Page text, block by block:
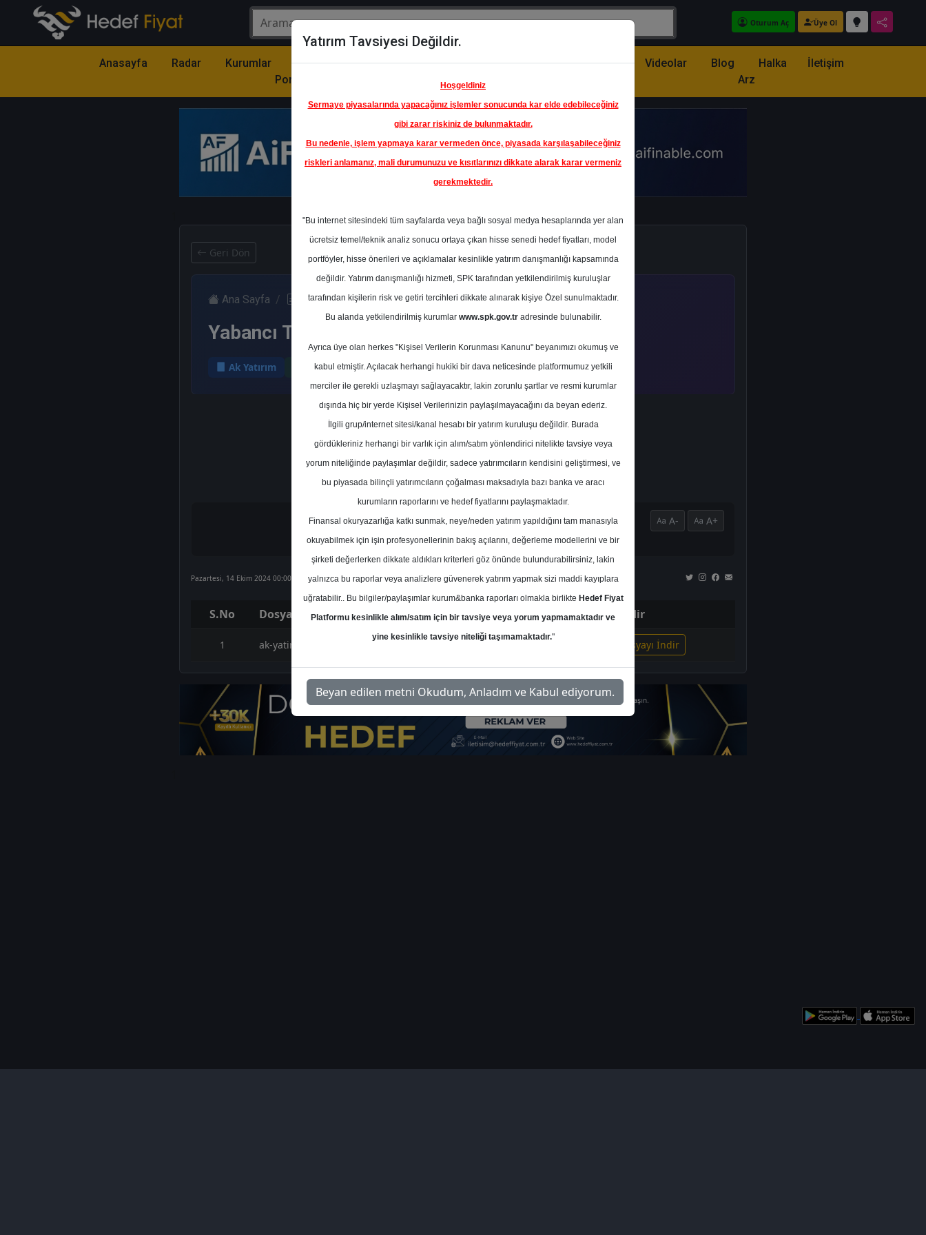
Oturum Aç Üye Ol
Anasayfa Radar Kurumlar
Model
Portföy
Hisse
Öne
Çıkanlar
Raporlar Partnerlerimiz Videolar Blog
Halka
Arz
İletişim
Geri Dön
Ana Sayfa Raporlar Ak Yatırım Rapor Detay
Yabancı Takası
Ak Yatırım 14 Ekim 2024
A- A+
Pazartesi, 14 Ekim 2024 00:00
S.No Dosya Adı İndir
1 ak-yatirim-yabanci-takasi-44563 İlgili Dosyayı İndir
Yatırım Tavsiyesi Değildir.
Hoşgeldiniz
Sermaye piyasalarında yapacağınız işlemler sonucunda kar elde edebileceğiniz
gibi zarar riskiniz de bulunmaktadır.
Bu nedenle, işlem yapmaya karar vermeden önce, piyasada karşılaşabileceğiniz
riskleri anlamanız, mali durumunuzu ve kısıtlarınızı dikkate alarak karar vermeniz
gerekmektedir.
"Bu internet sitesindeki tüm sayfalarda veya bağlı sosyal medya hesaplarında yer alan
ücretsiz temel/teknik analiz sonucu ortaya çıkan hisse senedi hedef fiyatları, model
portföyler, hisse önerileri ve açıklamalar kesinlikle yatırım danışmanlığı kapsamında
değildir. Yatırım danışmanlığı hizmeti, SPK tarafından yetkilendirilmiş kuruluşlar
tarafından kişilerin risk ve getiri tercihleri dikkate alınarak kişiye Özel sunulmaktadır.
Bu alanda yetkilendirilmiş kurumlar www.spk.gov.tradresinde bulunabilir.
Ayrıca üye olan herkes "Kişisel Verilerin Korunması Kanunu" beyanımızı okumuş ve
kabul etmiştir. Açılacak herhangi hukiki bir dava neticesinde platformumuz yetkili
merciler ile gerekli uzlaşmayı sağlayacaktır, lakin zorunlu şartlar ve resmi kurumlar
dışında hiç bir yerde Kişisel Verilerinizin paylaşılmayacağını da beyan ederiz.
İlgili grup/internet sitesi/kanal hesabı bir yatırım kuruluşu değildir. Burada
gördükleriniz herhangi bir varlık için alım/satım yönlendirici nitelikte tavsiye veya
yorum niteliğinde paylaşımlar değildir, sadece yatırımcıların kendisini geliştirmesi, ve
bu piyasada bilinçli yatırımcıların çoğalması maksadıyla bazı banka ve aracı
kurumların raporlarını ve hedef fiyatlarını paylaşmaktadır.
Finansal okuryazarlığa katkı sunmak, neye/neden yatırım yapıldığını tam manasıyla
okuyabilmek için işin profesyonellerinin bakış açılarını, değerleme modellerini ve bir
şirketi değerlerken dikkate aldıkları kriterleri göz önünde bulundurabilirsiniz, lakin
yalnızca bu raporlar veya analizlere güvenerek yatırım yapmak sizi maddi kayıplara
uğratabilir.. Bu bilgiler/paylaşımlar kurum&banka raporları olmakla birlikte Hedef Fiyat
Platformu kesinlikle alım/satım için bir tavsiye veya yorum yapmamaktadır ve
yine kesinlikle tavsiye niteliği taşımamaktadır."
Beyan edilen metni Okudum, Anladım ve Kabul ediyorum.